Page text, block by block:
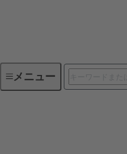
メニューデバイスコネクティビテ